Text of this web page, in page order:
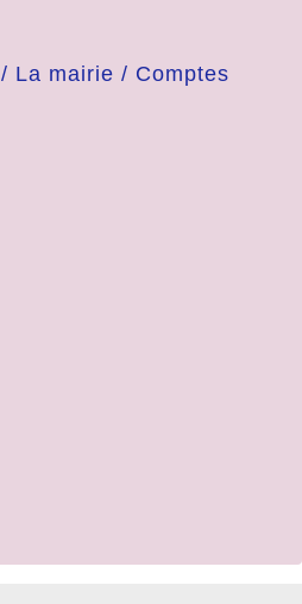
/ La mairie / Comptes